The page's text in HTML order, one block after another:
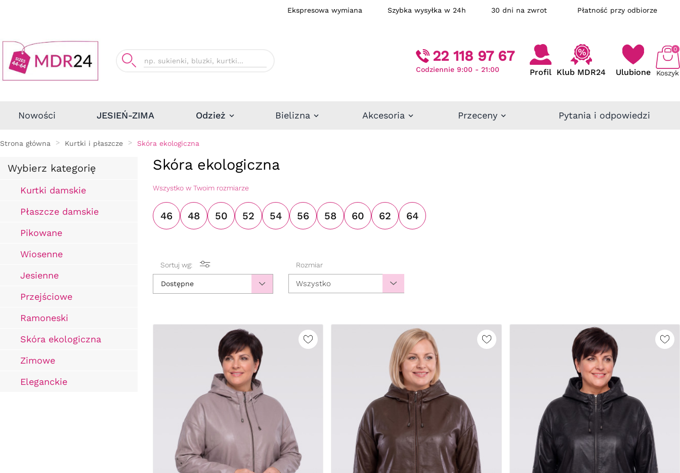
Ekspresowa wymiana Szybka wysyłka w 24h 30 dni na zwrot Płatność przy odbiorze
22 118 97 67
Codziennie 9:00 - 21:00 Profil Klub MDR24 Ulubione Koszyk
0
Nowości JESIEŃ-ZIMA Odzież Bielizna Akcesoria Przeceny Pytania i odpowiedzi
Strona główna Kurtki i płaszcze Skóra ekologiczna
Wybierz kategorię
Kurtki damskie
Płaszcze damskie
Pikowane
Wiosenne
Jesienne
Przejściowe
Ramoneski
Skóra ekologiczna
Zimowe
Eleganckie
Skóra ekologiczna
Wszystko w Twoim rozmiarze
46 48 50 52 54 56 58 60 62 64
Sortuj wg:
Dostępne
Rozmiar
Wszystko